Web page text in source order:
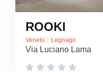
ROOKI
Veneto / Legnago
Via Luciano Lama
    